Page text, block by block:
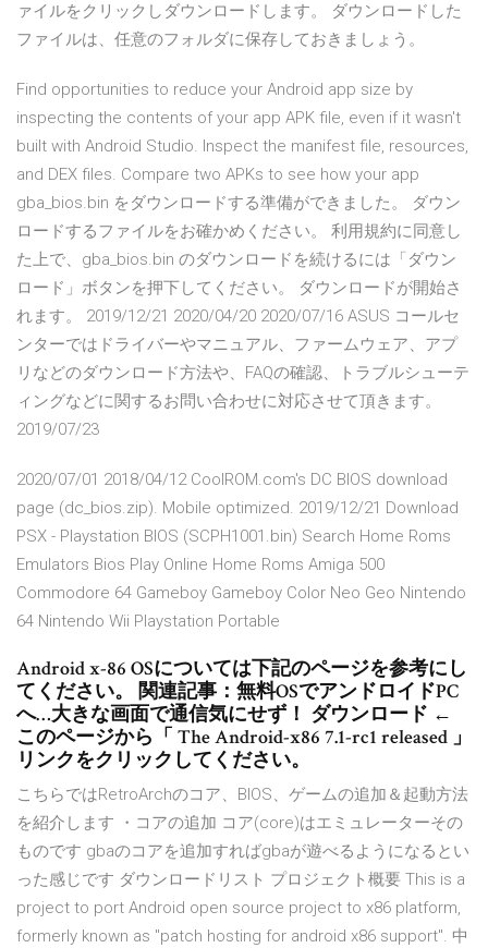
ァイルをクリックしダウンロードします。 ダウンロードした
ファイルは、任意のフォルダに保存しておきましょう。
Find opportunities to reduce your Android app size by
inspecting the contents of your app APK file, even if it wasn't
built with Android Studio. Inspect the manifest file, resources,
and DEX files. Compare two APKs to see how your app
gba_bios.bin をダウンロードする準備ができました。 ダウン
ロードするファイルをお確かめください。 利用規約に同意し
た上で、gba_bios.bin のダウンロードを続けるには「ダウン
ロード」ボタンを押下してください。 ダウンロードが開始さ
れます。 2019/12/21 2020/04/20 2020/07/16 ASUS コールセ
ンターではドライバーやマニュアル、ファームウェア、アプ
リなどのダウンロード方法や、FAQの確認、トラブルシューテ
ィングなどに関するお問い合わせに対応させて頂きます。
2019/07/23
2020/07/01 2018/04/12 CoolROM.com's DC BIOS download
page (dc_bios.zip). Mobile optimized. 2019/12/21 Download
PSX - Playstation BIOS (SCPH1001.bin) Search Home Roms
Emulators Bios Play Online Home Roms Amiga 500
Commodore 64 Gameboy Gameboy Color Neo Geo Nintendo
64 Nintendo Wii Playstation Portable
Android x-86 OSについては下記のページを参考にし
てください。 関連記事：無料OSでアンドロイドPC
へ…大きな画面で通信気にせず！ ダウンロード ←
このページから「 The Android-x86 7.1-rc1 released 」
リンクをクリックしてください。
こちらではRetroArchのコア、BIOS、ゲームの追加＆起動方法
を紹介します ・コアの追加 コア(core)はエミュレーターその
ものです gbaのコアを追加すればgbaが遊べるようになるとい
った感じです ダウンロードリスト プロジェクト概要 This is a
project to port Android open source project to x86 platform,
formerly known as "patch hosting for android x86 support". 中